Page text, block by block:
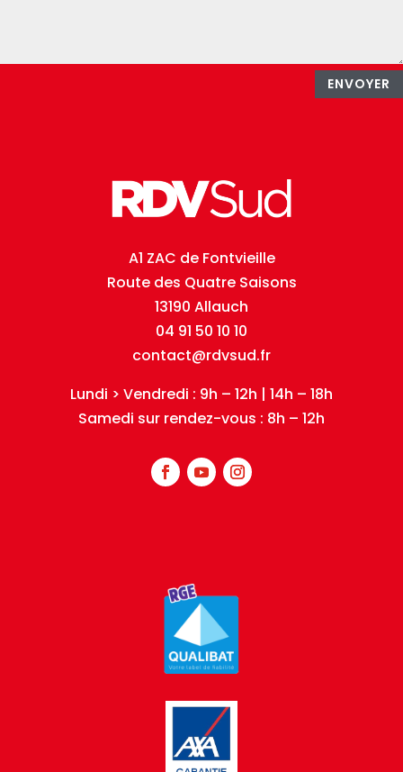
ENVOYER
A1 ZAC de Fontvieille
Route des Quatre Saisons
13190 Allauch
04 91 50 10 10
contact@rdvsud.fr
Lundi > Vendredi : 9h – 12h | 14h – 18h
Samedi sur rendez-vous : 8h – 12h